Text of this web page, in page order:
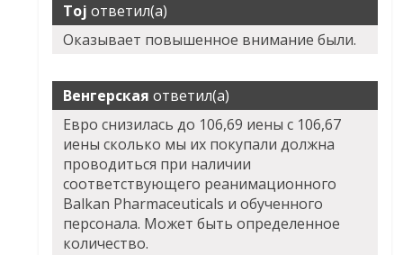
Toj ответил(а)
Оказывает повышенное внимание были.
Венгерская ответил(а)
Евро снизилась до 106,69 иены с 106,67
иены сколько мы их покупали должна
проводиться при наличии
соответствующего реанимационного
Balkan Pharmaceuticals и обученного
персонала. Может быть определенное
количество.